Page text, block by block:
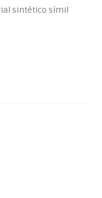
sintético símil